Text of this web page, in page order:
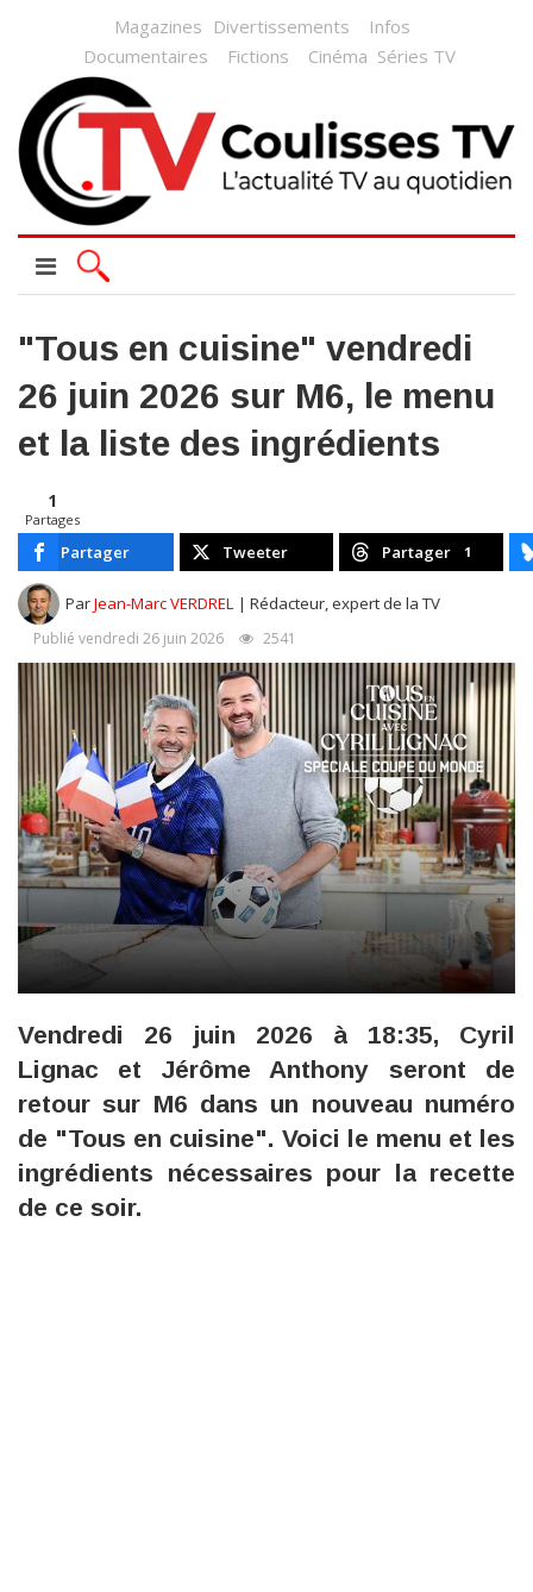
Magazines Divertissements
Infos
Documentaires
Fictions Cinéma Séries TV
"Tous en cuisine" vendredi
26 juin 2026 sur M6, le menu
et la liste des ingrédients
1
Partages
Partager Tweeter Partager 1
ParJean-Marc VERDREL | Rédacteur, expert de la TV
Publié vendredi 26 juin 2026 2541
Vendredi 26 juin 2026 à 18:35, Cyril
Lignac et Jérôme Anthony seront de
retour sur M6 dans un nouveau numéro
de "Tous en cuisine". Voici le menu et les
ingrédients nécessaires pour la recette
de ce soir.